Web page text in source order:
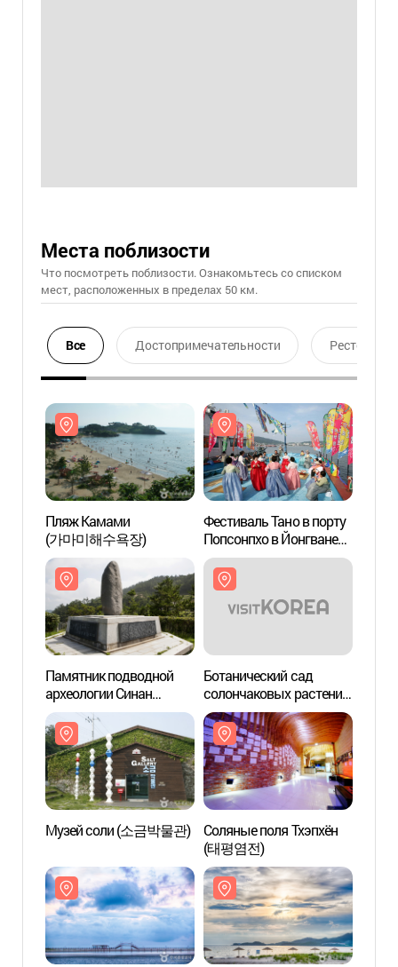
Места поблизости
Что посмотреть поблизости. Ознакомьтесь со списком
мест, расположенных в пределах 50 км.
Все Достопримечательности Ресторан
Пляж Камами
(가마미해수욕장)
Фестиваль Тано в порту
Попсонпхо в Йонгване
(영광법성포단오제)
Памятник подводной
археологии Синан
(신안해저유물 발굴
기념비)
Ботанический сад
солончаковых растений-
галофитов Тхэпхён
(태평염생식물원)
Музей соли (소금박물관)
Соляные поля Тхэпхён
(태평염전)